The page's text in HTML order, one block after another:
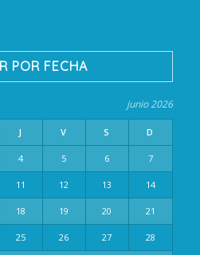
POR FECHA
junio 2026
J V S D
4 5 6 7
11 12 13 14
18 19 20 21
25 26 27 28